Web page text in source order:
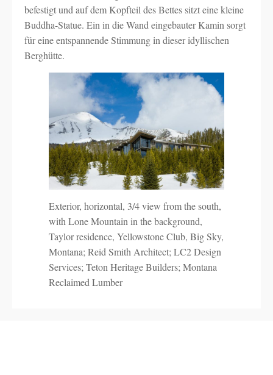
befestigt und auf dem Kopfteil des Bettes sitzt eine kleine
Buddha-Statue. Ein in die Wand eingebauter Kamin sorgt
für eine entspannende Stimmung in dieser idyllischen
Berghütte.
Exterior, horizontal, 3/4 view from the south,
with Lone Mountain in the background,
Taylor residence, Yellowstone Club, Big Sky,
Montana; Reid Smith Architect; LC2 Design
Services; Teton Heritage Builders; Montana
Reclaimed Lumber